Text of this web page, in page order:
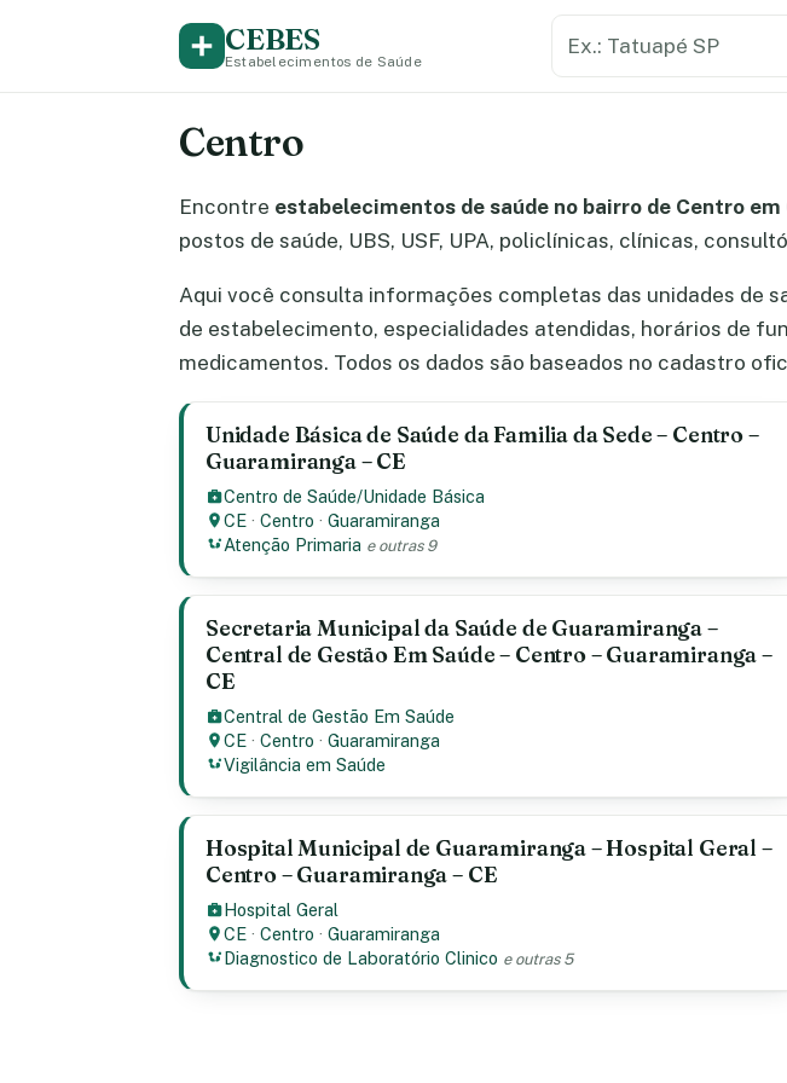
CEBES
Estabelecimentos de Saúde
Centro
Encontre estabelecimentos de saúde no bairro de Centro em
postos de saúde, UBS, USF, UPA, policlínicas, clínicas,
Aqui você consulta informações completas das unidades de
de estabelecimento, especialidades atendidas, horários de
medicamentos. Todos os dados são baseados no cadastro
Unidade Básica de Saúde da Familia da Sede – Centro –
Guaramiranga – CE
Centro de Saúde/Unidade Básica
CE ·Centro ·Guaramiranga
Atenção Primaria e outras 9
Secretaria Municipal da Saúde de Guaramiranga –
Central de Gestão Em Saúde – Centro – Guaramiranga –
CE
Central de Gestão Em Saúde
CE ·Centro ·Guaramiranga
Vigilância em Saúde
Hospital Municipal de Guaramiranga – Hospital Geral –
Centro – Guaramiranga – CE
Hospital Geral
CE ·Centro ·Guaramiranga
Diagnostico de Laboratório Clinico e outras 5